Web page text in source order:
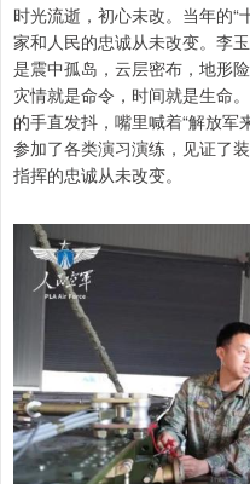
时光流逝，初心未改。当年的“
家和人民的忠诚从未改变。李
是震中孤岛，云层密布，地形
灾情就是命令，时间就是生命
的手直发抖，嘴里喊着“解放军
参加了各类演习演练，见证了
指挥的忠诚从未改变。